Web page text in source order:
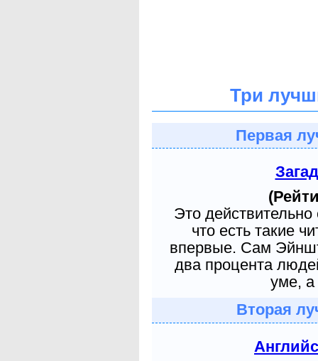
Три
Первая
Это
что есть такие
впервые. Сам
два процента
уме, а
Вторая